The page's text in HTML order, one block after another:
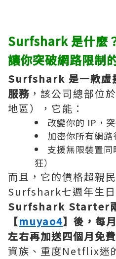
Surfshark 是什麼
讓你突破網路限制
Surfshark 是一款虛
服務 ，該公司總部位
地區），它能：
改變你的 IP，
加密你所有網
支援無限裝置
狂）
而且，它的價格超親
Surfshark七週年生日
Surfshark Starter兩
【muyao4】後，每
左右再加送四個月免費
資族、重度Netflix迷